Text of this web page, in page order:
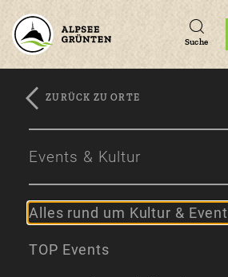
Zum
Zur
Zum
Suche
ZURÜCK ZU ORTE
Events & Kultur
Alles rund um Kultur & Event
TOP Events
Unterkünfte